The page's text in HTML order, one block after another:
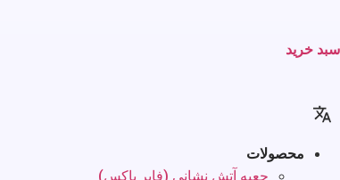
سبد خرید
محصولات
جعبه آتش نشانی (فایر باکس)